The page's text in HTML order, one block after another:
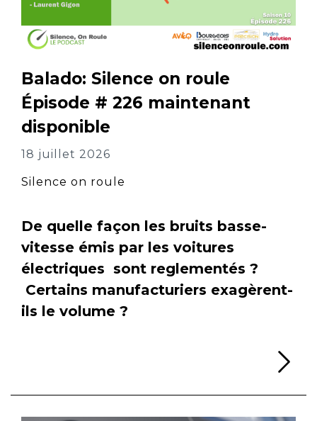
Balado: Silence on roule
Épisode # 226 maintenant
disponible
18 juillet 2026
Silence on roule
De quelle façon les bruits basse-
vitesse émis par les voitures
électriques sont reglementés ?
Certains manufacturiers exagèrent-
ils le volume ?